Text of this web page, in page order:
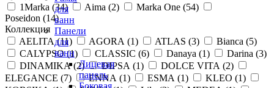
для
ванн
Панели
для
ванн
Лицевая
панель
1Marka (34) Aima (2) Marka One (54)
Poseidon (14)
Коллекция
AELITA (11) AGORA (1) ATLAS (3) Bianca (5)
CALYPSO (1) CLASSIC (6) Danaya (1) Darina (3)
DINAMIKA (2) DIPSA (1) DOLCE VITA (2)
ELEGANCE (7) ENNA (1) ESMA (1) KLEO (1)